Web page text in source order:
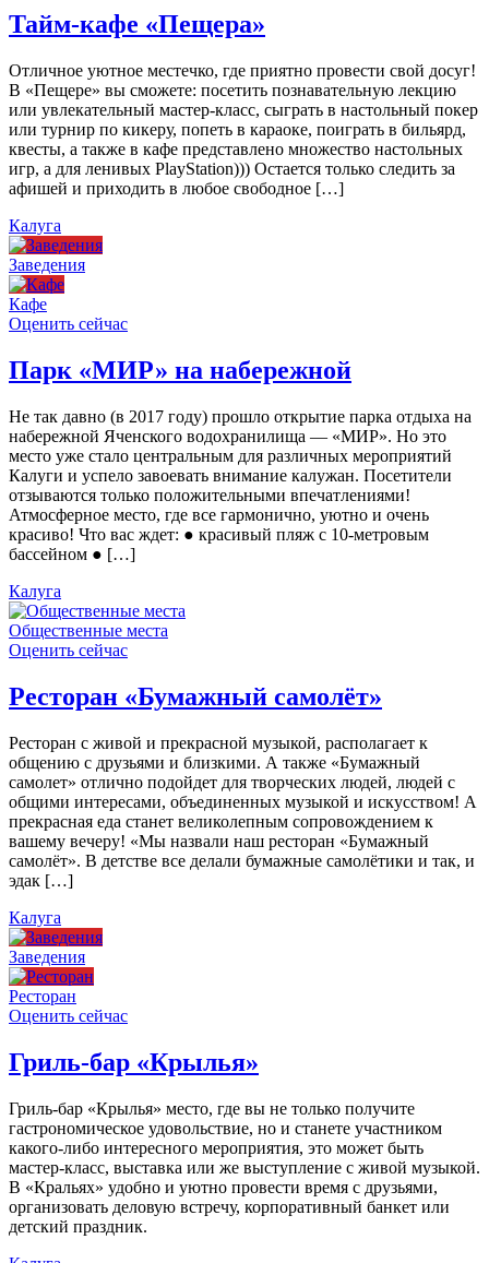
Тайм-кафе «Пещера»
Отличное уютное местечко, где приятно провести свой досуг!
В «Пещере» вы сможете: посетить познавательную лекцию
или увлекательный мастер-класс, сыграть в настольный покер
или турнир по кикеру, попеть в караоке, поиграть в бильярд,
квесты, а также в кафе представлено множество настольных
игр, а для ленивых PlayStation))) Остается только следить за
афишей и приходить в любое свободное […]
Калуга
Заведения
Кафе
Оценить сейчас
Парк «МИР» на набережной
Не так давно (в 2017 году) прошло открытие парка отдыха на
набережной Яченского водохранилища — «МИР». Но это
место уже стало центральным для различных мероприятий
Калуги и успело завоевать внимание калужан. Посетители
отзываются только положительными впечатлениями!
Атмосферное место, где все гармонично, уютно и очень
красиво! Что вас ждет: ● красивый пляж с 10-метровым
бассейном ● […]
Калуга
Общественные места
Оценить сейчас
Ресторан «Бумажный самолёт»
Ресторан с живой и прекрасной музыкой, располагает к
общению с друзьями и близкими. А также «Бумажный
самолет» отлично подойдет для творческих людей, людей с
общими интересами, объединенных музыкой и искусством! А
прекрасная еда станет великолепным сопровождением к
вашему вечеру! «Мы назвали наш ресторан «Бумажный
самолёт». В детстве все делали бумажные самолётики и так, и
эдак […]
Калуга
Заведения
Ресторан
Оценить сейчас
Гриль-бар «Крылья»
Гриль-бар «Крылья» место, где вы не только получите
гастрономическое удовольствие, но и станете участником
какого-либо интересного мероприятия, это может быть
мастер-класс, выставка или же выступление с живой музыкой.
В «Кральях» удобно и уютно провести время с друзьями,
организовать деловую встречу, корпоративный банкет или
детский праздник.